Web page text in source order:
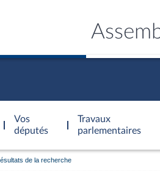
Vos
députés
Travaux
parlementaires
de la recherche